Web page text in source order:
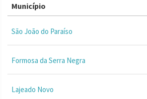
Município
São João do Paraíso
Formosa da Serra Negra
Lajeado Novo